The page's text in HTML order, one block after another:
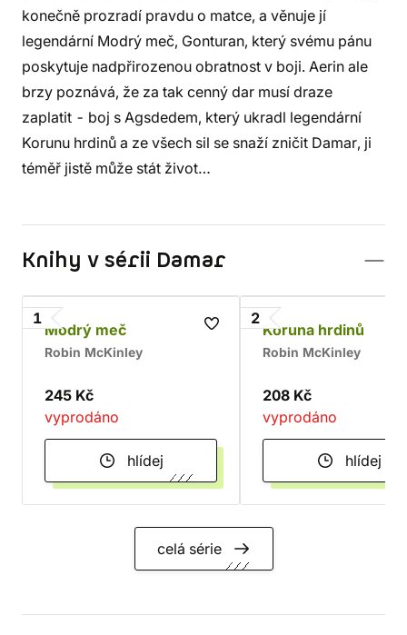
konečně prozradí pravdu o matce, a věnuje jí
legendární Modrý meč, Gonturan, který svému pánu
poskytuje nadpřirozenou obratnost v boji. Aerin ale
brzy poznává, že za tak cenný dar musí draze
zaplatit - boj s Agsdedem, který ukradl legendární
Korunu hrdinů a ze všech sil se snaží zničit Damar, ji
téměř jistě může stát život…
Knihy v sérii Damar
1
Modrý meč
Robin McKinley
245 Kč
vyprodáno
hlídej
2
Koruna hrdinů
Robin McKinley
208 Kč
vyprodáno
hlídej
celá série